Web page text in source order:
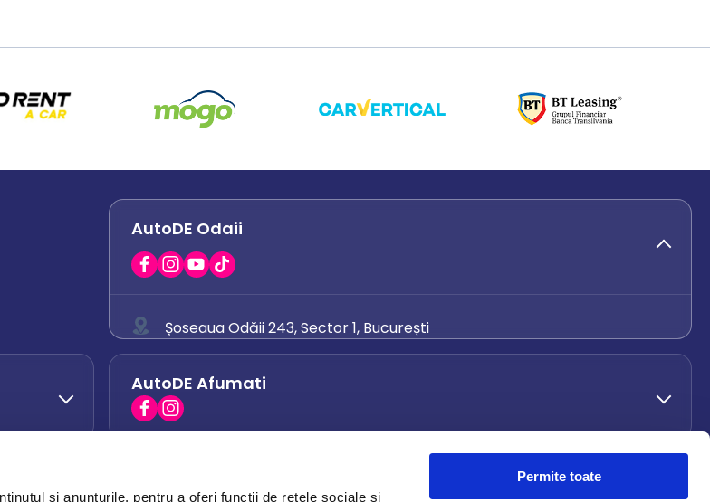
și anunțurile, pentru a oferi funcții de rețele sociale și
Permite toate
AutoDE Odaii
Șoseaua Odăii 243, Sector 1, București
0742 444 194
office.odaii@autode.ro
AutoDE Afumati